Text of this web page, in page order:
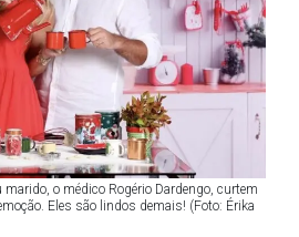
marido, o médico Rogério Dardengo, curtem
Eles são lindos demais! (Foto: Érika